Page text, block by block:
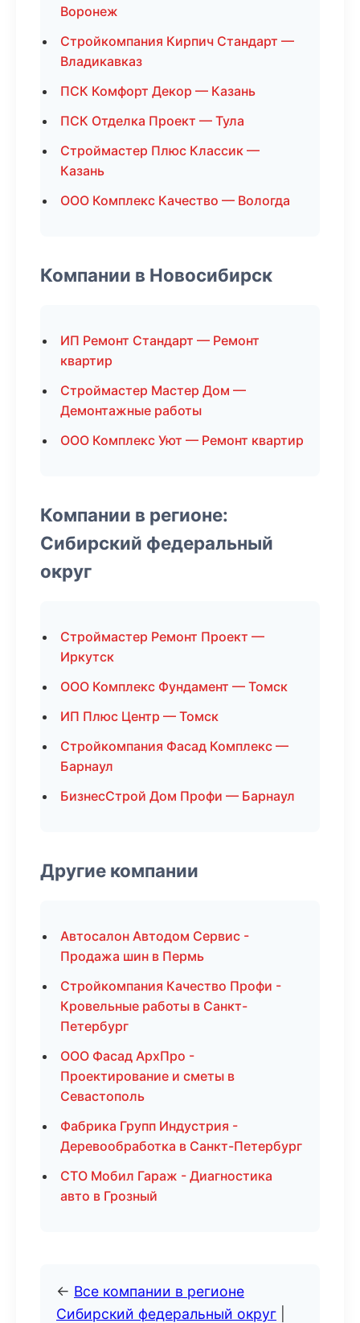
Воронеж
Стройкомпания Кирпич Стандарт —
Владикавказ
ПСК Комфорт Декор — Казань
ПСК Отделка Проект — Тула
Строймастер Плюс Классик —
Казань
ООО Комплекс Качество — Вологда
Компании в Новосибирск
ИП Ремонт Стандарт — Ремонт
квартир
Строймастер Мастер Дом —
Демонтажные работы
ООО Комплекс Уют — Ремонт квартир
Компании в регионе:
Сибирский федеральный
округ
Строймастер Ремонт Проект —
Иркутск
ООО Комплекс Фундамент — Томск
ИП Плюс Центр — Томск
Стройкомпания Фасад Комплекс —
Барнаул
БизнесСтрой Дом Профи — Барнаул
Другие компании
Автосалон Автодом Сервис -
Продажа шин в Пермь
Стройкомпания Качество Профи -
Кровельные работы в Санкт-
Петербург
ООО Фасад АрхПро -
Проектирование и сметы в
Севастополь
Фабрика Групп Индустрия -
Деревообработка в Санкт-Петербург
СТО Мобил Гараж - Диагностика
авто в Грозный
← Все компании в регионе
Сибирский федеральный округ